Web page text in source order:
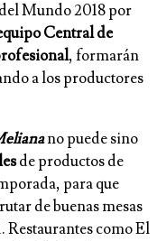
Mundo 2018 por
Central de
, formarán
a los productores
no puede sino
de productos de
para que
de buenas mesas
Restaurantes como El